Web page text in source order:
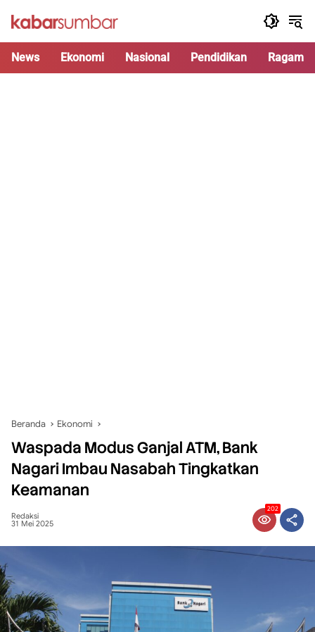
News Ekonomi Nasional Pendidikan Ragam
Beranda Ekonomi
Waspada Modus Ganjal ATM, Bank
Nagari Imbau Nasabah Tingkatkan
Keamanan
Redaksi
31 Mei 2025
202